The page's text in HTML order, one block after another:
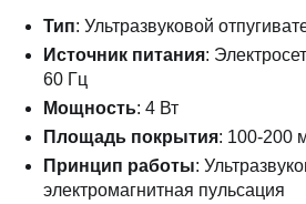
Тип: Ультразвуковой
Источник питания:
60 Гц
Мощность: 4 Вт
Площадь покрытия: 100-200
Принцип работы:
электромагнитная пульсация